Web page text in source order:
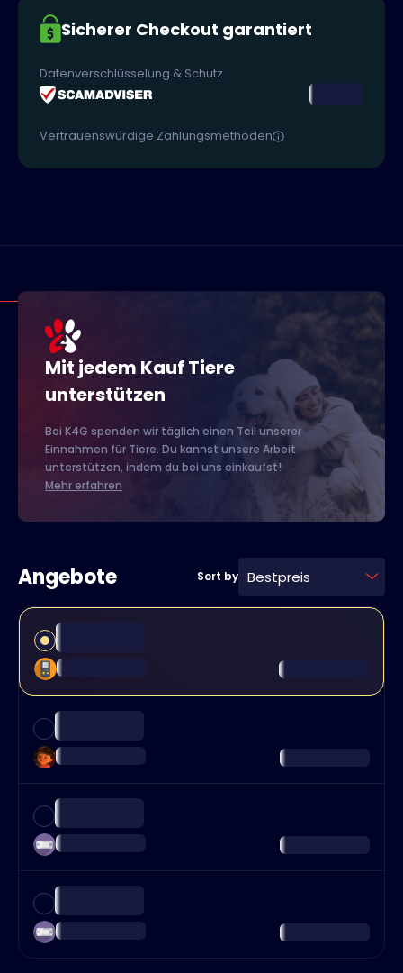
Sicherer Checkout garantiert
Datenverschlüsselung & Schutz
Vertrauenswürdige Zahlungsmethoden
Mit jedem Kauf Tiere
unterstützen
Bei K4G spenden wir täglich einen Teil unserer
Einnahmen für Tiere. Du kannst unsere Arbeit
unterstützen, indem du bei uns einkaufst!
Mehr erfahren
Angebote Sort by Bestpreis